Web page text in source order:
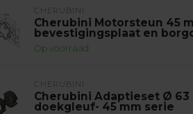
CHERUBINI
Cherubini Motorsteun 45
bevestigingsplaat en
Op voorraad
CHERUBINI
Cherubini Adaptieset Ø 63
doekgleuf- 45 mm serie